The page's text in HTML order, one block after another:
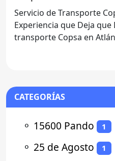
Servicio de Transporte
Experiencia que Deja que Desear El
transporte Copsa en
CATEGORÍAS
⚬ 15600 Pando 1
⚬ 25 de Agosto 1